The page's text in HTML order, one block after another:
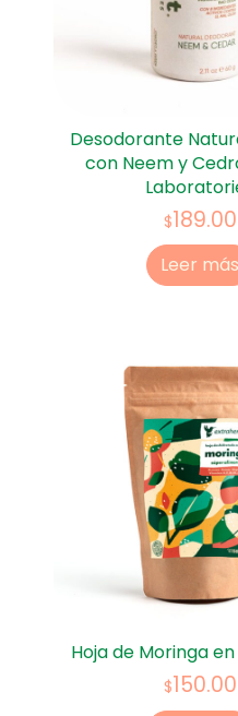
Desodorante
con Neem y
$189.00
Leer más
Hoja de Moringa
$150.00